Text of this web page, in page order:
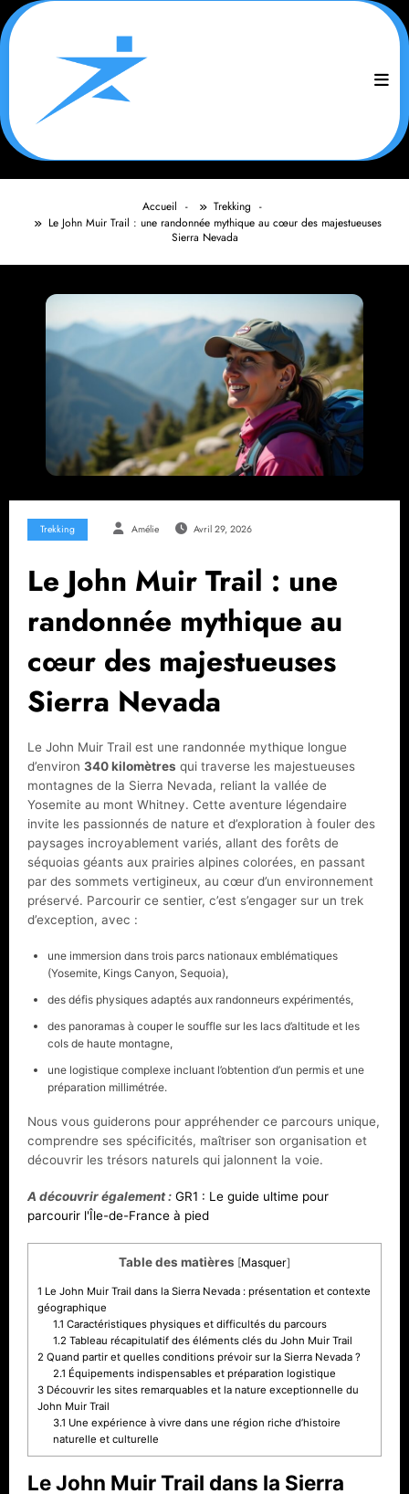
Aller
au
contenu
Accueil
Trekking
Le John Muir Trail : une randonnée mythique au cœur des majestueuses
Sierra Nevada
Trekking Amélie Avril 29, 2026
Le John Muir Trail : une
randonnée mythique au
cœur des majestueuses
Sierra Nevada
Le John Muir Trail est une randonnée mythique longue
d’environ 340 kilomètres qui traverse les majestueuses
montagnes de la Sierra Nevada, reliant la vallée de
Yosemite au mont Whitney. Cette aventure légendaire
invite les passionnés de nature et d’exploration à fouler des
paysages incroyablement variés, allant des forêts de
séquoias géants aux prairies alpines colorées, en passant
par des sommets vertigineux, au cœur d’un environnement
préservé. Parcourir ce sentier, c’est s’engager sur un trek
d’exception, avec :
une immersion dans trois parcs nationaux emblématiques
(Yosemite, Kings Canyon, Sequoia),
des défis physiques adaptés aux randonneurs expérimentés,
des panoramas à couper le souffle sur les lacs d’altitude et les
cols de haute montagne,
une logistique complexe incluant l’obtention d’un permis et une
préparation millimétrée.
Nous vous guiderons pour appréhender ce parcours unique,
comprendre ses spécificités, maîtriser son organisation et
découvrir les trésors naturels qui jalonnent la voie.
A découvrir également : GR1 : Le guide ultime pour
parcourir l'Île-de-France à pied
Table des matières [Masquer]
1 Le John Muir Trail dans la Sierra Nevada : présentation et contexte
géographique
1.1 Caractéristiques physiques et difficultés du parcours
1.2 Tableau récapitulatif des éléments clés du John Muir Trail
2 Quand partir et quelles conditions prévoir sur la Sierra Nevada ?
2.1 Équipements indispensables et préparation logistique
3 Découvrir les sites remarquables et la nature exceptionnelle du
John Muir Trail
3.1 Une expérience à vivre dans une région riche d’histoire
naturelle et culturelle
Le John Muir Trail dans la Sierra